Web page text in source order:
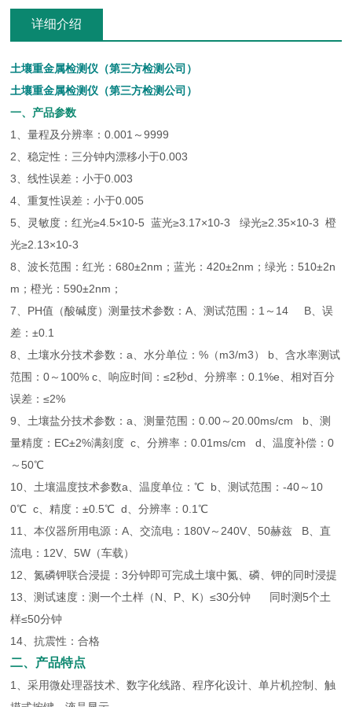
详细介绍
土壤重金属检测仪（第三方检测公司）
土壤重金属检测仪（第三方检测公司）
一、产品参数
1、量程及分辨率：0.001～9999
2、稳定性：三分钟内漂移小于0.003
3、线性误差：小于0.003
4、重复性误差：小于0.005
5、灵敏度：红光≥4.5×10-5 蓝光≥3.17×10-3 绿光≥2.35×10-3 橙
光≥2.13×10-3
8、波长范围：红光：680±2nm；蓝光：420±2nm；绿光：510±2n
m；橙光：590±2nm；
7、PH值（酸碱度）测量技术参数：A、测试范围：1～14 B、误
差：±0.1
8、土壤水分技术参数：a、水分单位：%（m3/m3） b、含水率测试
范围：0～100% c、响应时间：≤2秒d、分辨率：0.1%e、相对百分
误差：≤2%
9、土壤盐分技术参数：a、测量范围：0.00～20.00ms/cm b、测
量精度：EC±2%满刻度 c、分辨率：0.01ms/cm d、温度补偿：0
～50℃
10、土壤温度技术参数a、温度单位：℃ b、测试范围：-40～10
0℃ c、精度：±0.5℃ d、分辨率：0.1℃
11、本仪器所用电源：A、交流电：180V～240V、50赫兹 B、直
流电：12V、5W（车载）
12、氮磷钾联合浸提：3分钟即可完成土壤中氮、磷、钾的同时浸提
13、测试速度：测一个土样（N、P、K）≤30分钟 同时测5个土
样≤50分钟
14、抗震性：合格
二、产品特点
1、采用微处理器技术、数字化线路、程序化设计、单片机控制、触